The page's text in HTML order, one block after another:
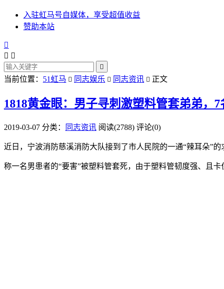
入驻虹马号自媒体，享受超值收益
赞助本站

 

当前位置： 51虹马  同志娱乐  同志资讯  正文
1818黄金眼：男子寻刺激塑料管套弟弟，
2019-03-07 分类： 同志资讯 阅读(2788) 评论(0)
近日，宁波消防慈溪消防大队接到了市人民院的一通“辣耳朵”的
称一名男患者的“要害”被塑料管套死，由于塑料管韧度强、且